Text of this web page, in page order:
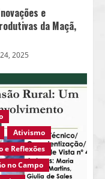
e
da Maçã,
2025
Ativismo
e Reflexões
no Campo